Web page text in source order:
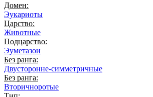
Домен:
Эукариоты
Царство:
Животные
Подцарство:
Эуметазои
Без ранга:
Двусторонне-симметричные
Без ранга:
Вторичноротые